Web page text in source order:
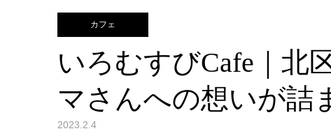
カフェ
いろむすびCafe｜北
マさんへの想いが詰
2023.2.4